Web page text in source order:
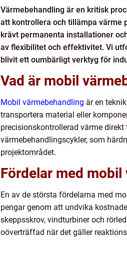
Värmebehandling är en kritisk
att kontrollera och tillämpa värme
krävt permanenta installationer
av flexibilitet och effektivitet. Vi
blivit ett oumbärligt verktyg för
Vad är mobil
Mobil värmebehandling är en
transportera material eller
precisionskontrollerad värme
värmebehandlingscykler, som
projektområdet.
Fördelar med
En av de största fördelarna med
pengar genom att undvika
skeppsskrov, vindturbiner och
oöverträffad när det gäller